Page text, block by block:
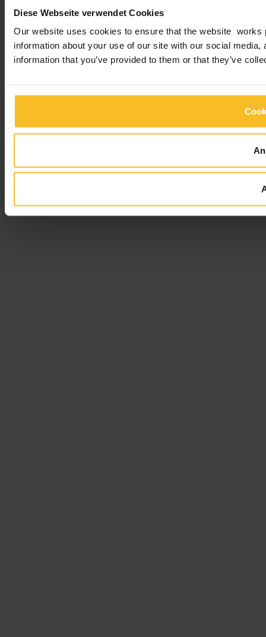
Diese Webseite verwendet Cookies
Our website uses cookies to ensure that the website
information about your use of our site with our social
information that you’ve provided to them or that they’ve